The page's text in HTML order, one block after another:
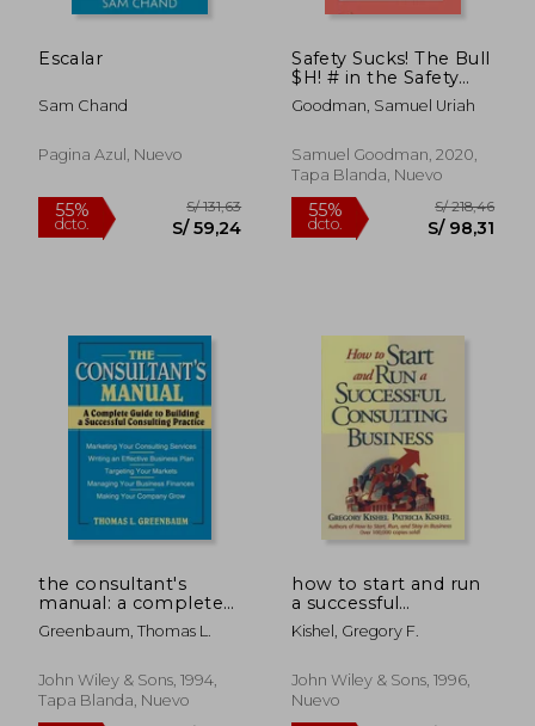
dcto. S/ 71,61 dcto. S/
Escalar
Sam Chand
Pagina Azul, Nuevo
Safety Sucks! The Bull
$H! # in the Safety
Profession They
Don’T Tell you About.
Goodman, Samuel Uriah
Samuel Goodman, 2020,
Tapa Blanda, Nuevo
the consultant's
manual: a complete
guide to building a
successful consulting
Greenbaum, Thomas L.
John Wiley & Sons, 1994,
Tapa Blanda, Nuevo
how to start and run
a successful
consulting business
(en Inglés)
Kishel, Gregory F.
John Wiley & Sons, 1996,
Nuevo